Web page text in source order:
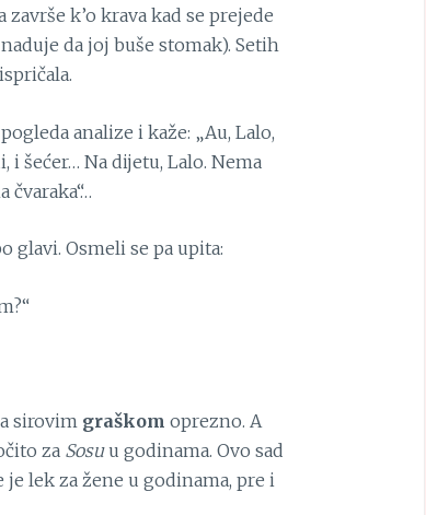
k’o krava kad se prejede
da joj buše stomak). Setih
analize i kaže: „Au, Lalo,
šećer… Na dijetu, Lalo. Nema
čvaraka“…
glavi. Osmeli se pa upita:
sirovim graškom oprezno. A
za Sosuu godinama. Ovo sad
lek za žene u godinama, pre i